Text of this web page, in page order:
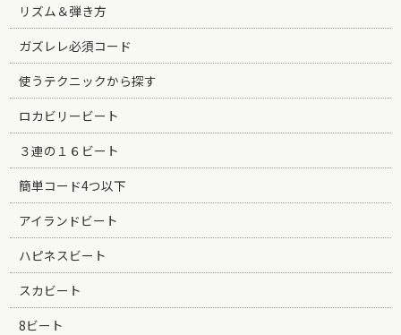
リズム＆弾き方
ガズレレ必須コード
使うテクニックから探す
ロカビリービート
３連の１６ビート
簡単コード4つ以下
アイランドビート
ハピネスビート
スカビート
8ビート